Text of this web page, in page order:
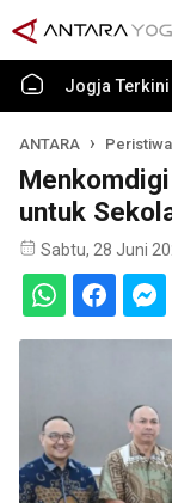
Jogja Terkini
ANTARA Peristiwa
untuk
Sabtu, 28 Juni